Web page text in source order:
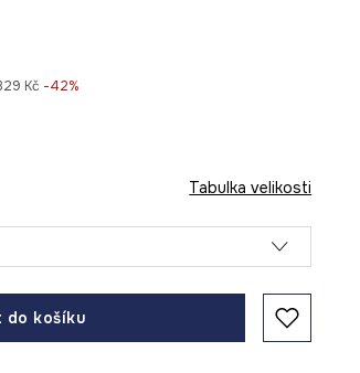
Kč -42%
Tabulka velikosti
do košíku